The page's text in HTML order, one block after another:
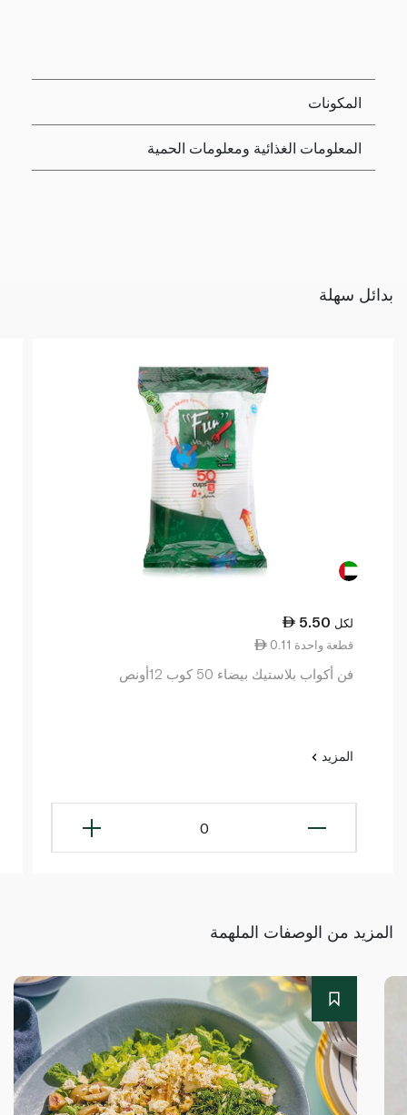
المكونات
المعلومات الغذائية ومعلومات الحمية
بدائل سهلة
5.50 لكل
0.11 قطعة واحدة
فن أكواب بلاستيك بيضاء 50 كوب 12أونص
المزيد
0
المزيد من الوصفات الملهمة